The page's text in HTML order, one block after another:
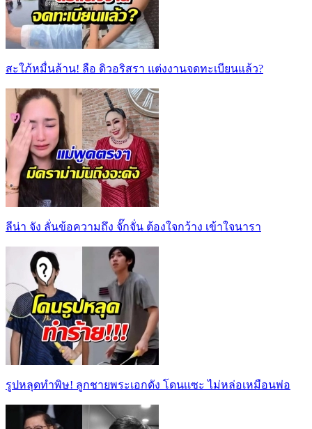
สะใภ้หมื่นล้าน! ลือ ดิวอริสรา แต่งงานจดทะเบียนแล้ว?
ลีน่า จัง ลั่นข้อความถึง จั๊กจั่น ต้องใจกว้าง เข้าใจนารา
รูปหลุดทำพิษ! ลูกชายพระเอกดัง โดนเเซะ ไม่หล่อเหมือนพ่อ